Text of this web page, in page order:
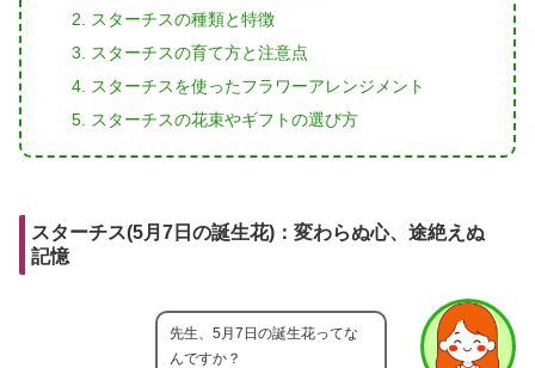
スターチスの種類と特徴
スターチスの育て方と注意点
スターチスを使ったフラワーアレンジメント
スターチスの花束やギフトの選び方
スターチス(5月7日の誕生花)：変わらぬ心、途絶えぬ
記憶
先生、5月7日の誕生花ってな
んですか？